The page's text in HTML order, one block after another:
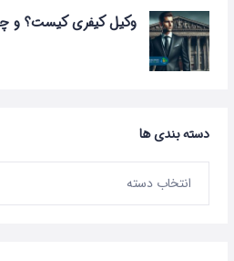
وکیل کیفری کیست؟ و
دسته بندی ها